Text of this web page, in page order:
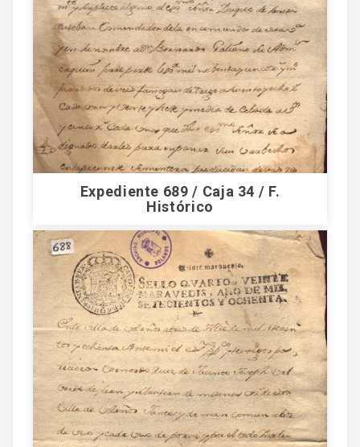
Expediente 689 / Caja 34 / F.
Histórico